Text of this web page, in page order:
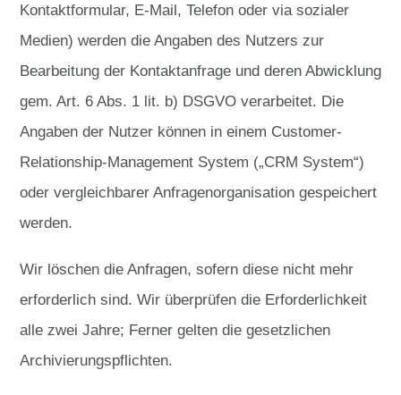
Kontaktformular, E-Mail, Telefon oder via sozialer
Medien) werden die Angaben des Nutzers zur
Bearbeitung der Kontaktanfrage und deren Abwicklung
gem. Art. 6 Abs. 1 lit. b) DSGVO verarbeitet. Die
Angaben der Nutzer können in einem Customer-
Relationship-Management System („CRM System“)
oder vergleichbarer Anfragenorganisation gespeichert
werden.
Wir löschen die Anfragen, sofern diese nicht mehr
erforderlich sind. Wir überprüfen die Erforderlichkeit
alle zwei Jahre; Ferner gelten die gesetzlichen
Archivierungspflichten.